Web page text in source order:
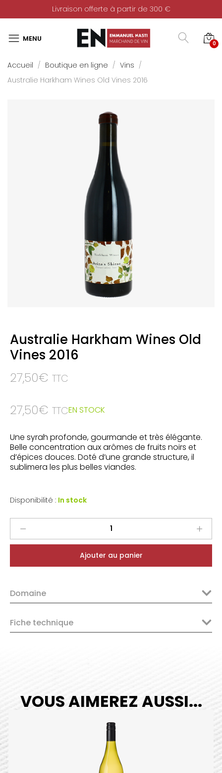
Livraison offerte à partir de 300 €
0
Accueil Boutique en ligne
Vins
Australie Harkham Wines Old Vines 2016
Australie Harkham Wines Old
Vines 2016
27,50€ TTC
27,50€ TTCEN STOCK
Une syrah profonde, gourmande et très élégante.
Belle concentration aux arômes de fruits noirs et
d’épices douces. Doté d’une grande structure, il
sublimera les plus belles viandes.
Disponibilité : In stock
Wines
Vines
quantity
Ajouter au panier
Domaine
Fiche technique
VOUS AIMEREZ AUSSI...